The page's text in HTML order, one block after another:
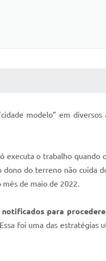
modelo” em diversos
executa o trabalho quando
do terreno não cuida
de maio de 2022.
para
foi uma das estratégias